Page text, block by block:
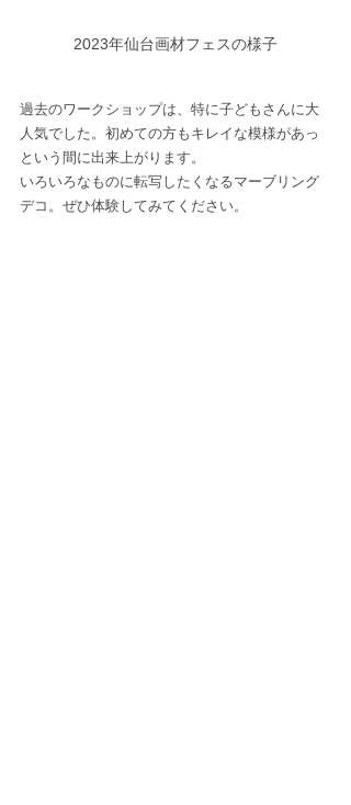
2023年仙台画材フェスの様子
過去のワークショップは、特に子どもさんに大
人気でした。初めての方もキレイな模様があっ
という間に出来上がります。
いろいろなものに転写したくなるマーブリング
デコ。ぜひ体験してみてください。